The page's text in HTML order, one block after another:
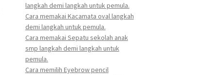
langkah demi langkah untuk pemula.
Cara memakai Kacamata oval langkah
demi langkah untuk pemula.
Cara memakai Sepatu sekolah anak
smp langkah demi langkah untuk
pemula.
Cara memilih Eyebrow pencil